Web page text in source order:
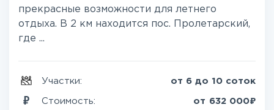
прекрасные возможности для летнего
отдыха. В 2 км находится пос. Пролетарский,
где ...
Участки: от 6 до 10 соток
Стоимость: от 632 000₽